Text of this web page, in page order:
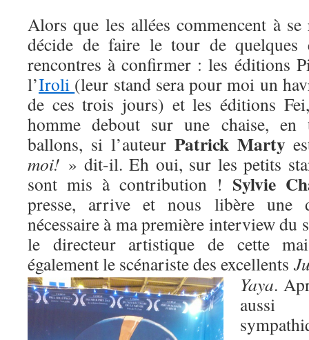
Alors que les allées commencent à
décide de faire le tour de quelques
rencontres à confirmer : les éditions
l’Iroli (leur stand sera pour moi un
de ces trois jours) et les éditions
homme debout sur une chaise, en
ballons, si l’auteur Patrick Marty
moi! » dit-il. Eh oui, sur les petits
sont mis à contribution ! Sylvie
presse, arrive et nous libère une
nécessaire à ma première interview du
le directeur artistique de cette
également le scénariste des excellents
Yaya.